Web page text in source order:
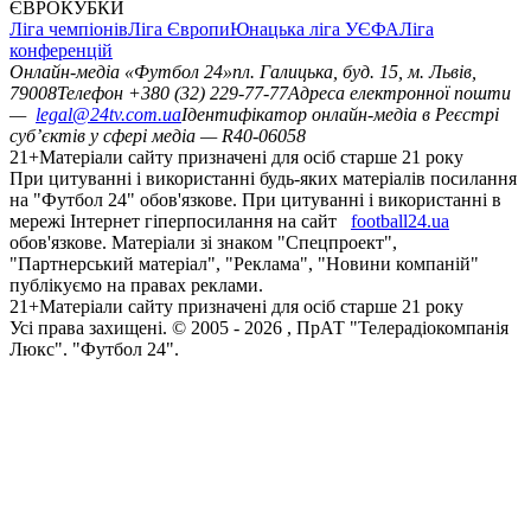
ЄВРОКУБКИ
Ліга чемпіонівЛіга ЄвропиЮнацька ліга УЄФАЛіга
конференцій
Онлайн-медіа «Футбол 24»пл. Галицька, буд. 15, м. Львів,
79008Телефон +380 (32) 229-77-77Адреса електронної пошти
— legal@24tv.com.uaІдентифікатор онлайн-медіа в Реєстрі
суб’єктів у сфері медіа — R40-06058
21+Матеріали сайту призначені для осіб старше 21 року
При цитуванні і використанні будь-яких матеріалів посилання
на "Футбол 24" обов'язкове. При цитуванні і використанні в
мережі Інтернет гіперпосилання на сайт
football24.ua
обов'язкове. Матеріали зі знаком "Спецпроект",
"Партнерський матеріал", "Реклама", "Новини компаній"
публікуємо на правах реклами.
21+Матеріали сайту призначені для осіб старше 21 року
Усi права захищенi. © 2005 - 2026 , ПрАТ "Телерадіокомпанія
Люкс". "Футбол 24".